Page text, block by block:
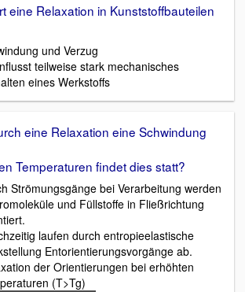
eine Relaxation in Kunststoffbauteilen
und Verzug
teilweise stark mechanisches
eines Werkstoffs
eine Relaxation eine Schwindung
Temperaturen findet dies statt?
Strömungsgänge bei Verarbeitung werden
und Füllstoffe in Fließrichtung
laufen durch entropieelastische
Entorientierungsvorgänge ab.
der Orientierungen bei erhöhten
(T>Tg)